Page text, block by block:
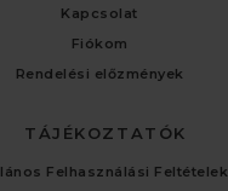
Kapcsolat
Fiókom
Rendelési előzmények
TÁJÉKOZTATÓK
Felhasználási Feltételek